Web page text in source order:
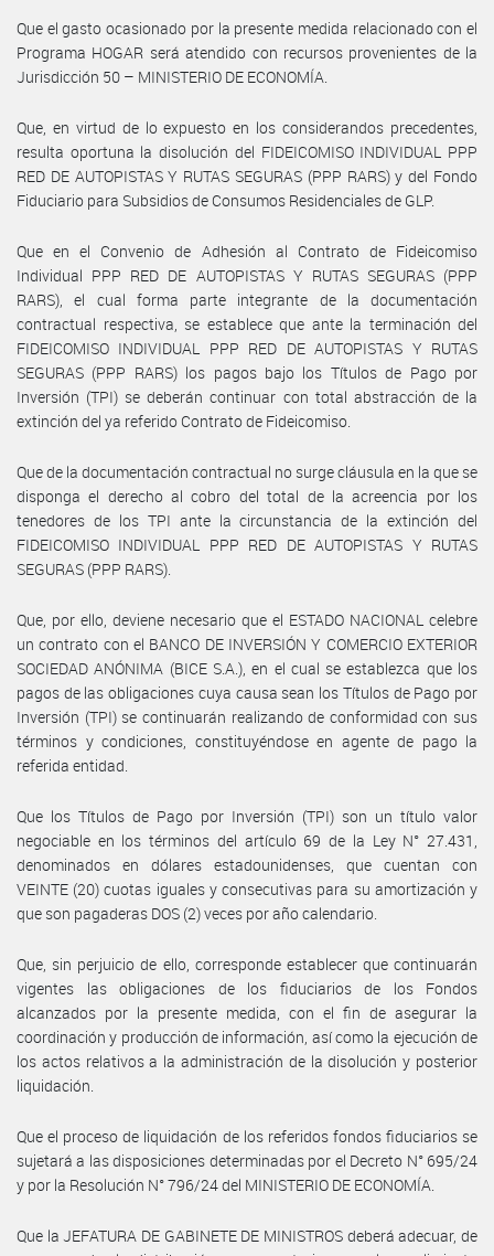
Que el gasto ocasionado por la presente medida relacionado con el
Programa HOGAR será atendido con recursos provenientes de la
Jurisdicción 50 – MINISTERIO DE ECONOMÍA.
Que, en virtud de lo expuesto en los considerandos precedentes,
resulta oportuna la disolución del FIDEICOMISO INDIVIDUAL PPP
RED DE AUTOPISTAS Y RUTAS SEGURAS (PPP RARS) y del Fondo
Fiduciario para Subsidios de Consumos Residenciales de GLP.
Que en el Convenio de Adhesión al Contrato de Fideicomiso
Individual PPP RED DE AUTOPISTAS Y RUTAS SEGURAS (PPP
RARS), el cual forma parte integrante de la documentación
contractual respectiva, se establece que ante la terminación del
FIDEICOMISO INDIVIDUAL PPP RED DE AUTOPISTAS Y RUTAS
SEGURAS (PPP RARS) los pagos bajo los Títulos de Pago por
Inversión (TPI) se deberán continuar con total abstracción de la
extinción del ya referido Contrato de Fideicomiso.
Que de la documentación contractual no surge cláusula en la que se
disponga el derecho al cobro del total de la acreencia por los
tenedores de los TPI ante la circunstancia de la extinción del
FIDEICOMISO INDIVIDUAL PPP RED DE AUTOPISTAS Y RUTAS
SEGURAS (PPP RARS).
Que, por ello, deviene necesario que el ESTADO NACIONAL celebre
un contrato con el BANCO DE INVERSIÓN Y COMERCIO EXTERIOR
SOCIEDAD ANÓNIMA (BICE S.A.), en el cual se establezca que los
pagos de las obligaciones cuya causa sean los Títulos de Pago por
Inversión (TPI) se continuarán realizando de conformidad con sus
términos y condiciones, constituyéndose en agente de pago la
referida entidad.
Que los Títulos de Pago por Inversión (TPI) son un título valor
negociable en los términos del artículo 69 de la Ley N° 27.431,
denominados en dólares estadounidenses, que cuentan con
VEINTE (20) cuotas iguales y consecutivas para su amortización y
que son pagaderas DOS (2) veces por año calendario.
Que, sin perjuicio de ello, corresponde establecer que continuarán
vigentes las obligaciones de los fiduciarios de los Fondos
alcanzados por la presente medida, con el fin de asegurar la
coordinación y producción de información, así como la ejecución de
los actos relativos a la administración de la disolución y posterior
liquidación.
Que el proceso de liquidación de los referidos fondos fiduciarios se
sujetará a las disposiciones determinadas por el Decreto N° 695/24
y por la Resolución N° 796/24 del MINISTERIO DE ECONOMÍA.
Que la JEFATURA DE GABINETE DE MINISTROS deberá adecuar, de